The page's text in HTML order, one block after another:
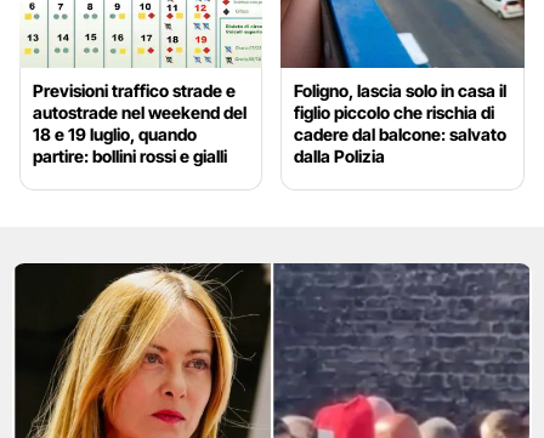
Previsioni traffico strade e
autostrade nel weekend del
18 e 19 luglio, quando
partire: bollini rossi e gialli
Foligno, lascia solo in casa il
figlio piccolo che rischia di
cadere dal balcone: salvato
dalla Polizia